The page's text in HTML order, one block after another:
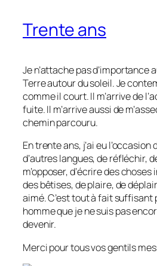
Trente ans
Je n’attache pas d’importance
Terre autour du soleil. Je
comme il court. Il m’arrive de
fuite. Il m’arrive aussi de
chemin parcouru.
En trente ans, j’ai eu
d’autres langues, de réfléchir,
m’opposer, d’écrire des
des bêtises, de plaire, de
aimé. C’est tout à fait suffisant
homme que je ne suis pas
devenir.
Merci pour tous vos gentils